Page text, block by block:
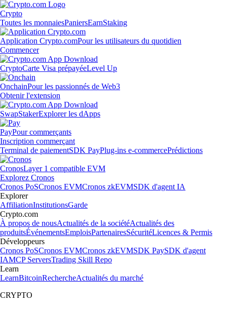
Crypto
Toutes les monnaiesPaniersEarnStaking
Application Crypto.comPour les utilisateurs du quotidien
Commencer
CryptoCarte Visa prépayéeLevel Up
OnchainPour les passionnés de Web3
Obtenir l'extension
SwapStakerExplorer les dApps
PayPour commerçants
Inscription commerçant
Terminal de paiementSDK PayPlug-ins e-commercePrédictions
CronosLayer 1 compatible EVM
Explorez Cronos
Cronos PoSCronos EVMCronos zkEVMSDK d'agent IA
Explorer
AffiliationInstitutionsGarde
Crypto.com
À propos de nousActualités de la sociétéActualités des
produitsÉvénementsEmploisPartenairesSécuritéLicences & Permis
Développeurs
Cronos PoSCronos EVMCronos zkEVMSDK PaySDK d'agent
IAMCP ServersTrading Skill Repo
Learn
LearnBitcoinRechercheActualités du marché
CRYPTO